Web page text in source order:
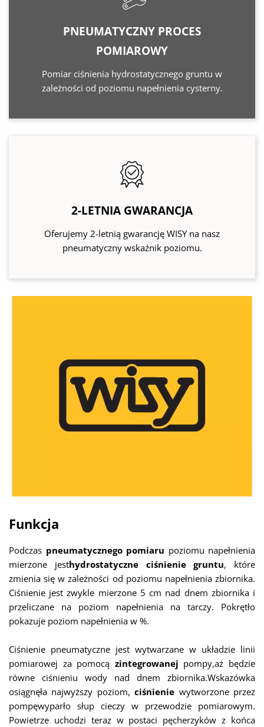
PNEUMATYCZNY PROCES
POMIAROWY
Pomiar ciśnienia hydrostatycznego gruntu w
zależności od poziomu napełnienia cysterny.
2-LETNIA GWARANCJA
Oferujemy 2-letnią gwarancję WISY na nasz
pneumatyczny wskaźnik poziomu.
Funkcja
Podczas pneumatycznego pomiaru poziomu napełnienia
mierzone jesthydrostatyczne ciśnienie gruntu, które
zmienia się w zależności od poziomu napełnienia zbiornika.
Ciśnienie jest zwykle mierzone 5 cm nad dnem zbiornika i
przeliczane na poziom napełnienia na tarczy. Pokrętło
pokazuje poziom napełnienia w %.
Ciśnienie pneumatyczne jest wytwarzane w układzie linii
pomiarowej za pomocą zintegrowanej pompy,aż będzie
równe ciśnieniu wody nad dnem zbiornika.Wskazówka
osiągnęła najwyższy poziom,ciśnienie wytworzone przez
pompęwyparło słup cieczy w przewodzie pomiarowym.
Powietrze uchodzi teraz w postaci pęcherzyków z końca